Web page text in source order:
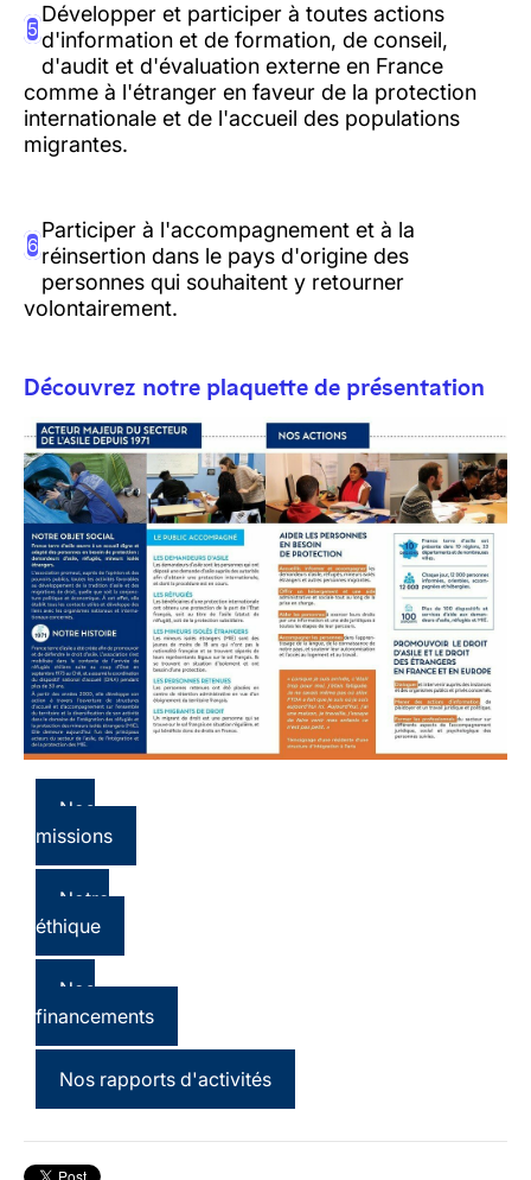
5
Développer et participer à toutes actions
d'information et de formation, de conseil,
d'audit et d'évaluation externe en France
comme à l'étranger en faveur de la protection
internationale et de l'accueil des populations
migrantes.
6
Participer à l'accompagnement et à la
réinsertion dans le pays d'origine des
personnes qui souhaitent y retourner
volontairement.
Découvrez notre plaquette de présentation
Nos
missions
Notre
éthique
Nos
financements
Nos rapports d'activités